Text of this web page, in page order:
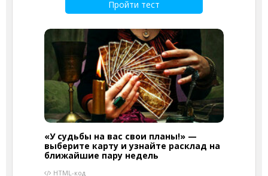
Пройти тест
«У судьбы на вас свои планы!» —
выберите карту и узнайте расклад на
ближайшие пару недель
HTML-код